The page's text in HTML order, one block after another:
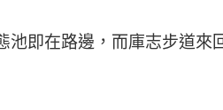
池即在路邊，而庫志步道來